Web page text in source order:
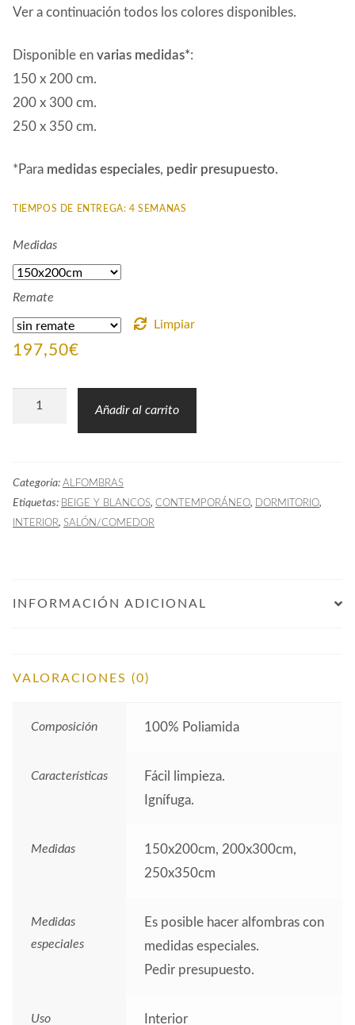
Ver a continuación todos los colores disponibles.
Disponible en varias medidas*:
150 x 200 cm.
200 x 300 cm.
250 x 350 cm.
*Para medidas especiales, pedir presupuesto.
TIEMPOS DE ENTREGA: 4 SEMANAS
Medidas
Remate
Limpiar
197,50€
Alfombra
ARENA
cantidad
Añadir al carrito
Categoría: ALFOMBRAS
Etiquetas: BEIGE Y BLANCOS, CONTEMPORÁNEO, DORMITORIO,
INTERIOR, SALÓN/COMEDOR
INFORMACIÓN ADICIONAL
VALORACIONES (0)
Composición 100% Poliamida
Características
Fácil limpieza.
Ignífuga.
Medidas
150x200cm, 200x300cm,
250x350cm
Medidas
especiales
Es posible hacer alfombras con
medidas especiales.
Pedir presupuesto.
Uso Interior